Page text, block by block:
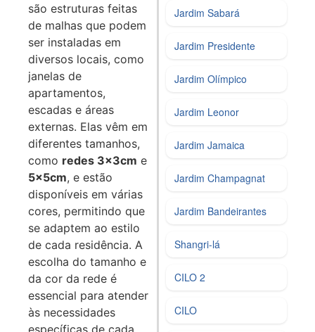
são estruturas feitas
de malhas que podem
ser instaladas em
diversos locais, como
janelas de
apartamentos,
escadas e áreas
externas. Elas vêm em
diferentes tamanhos,
como redes 3x3cm e
5x5cm, e estão
disponíveis em várias
cores, permitindo que
se adaptem ao estilo
de cada residência. A
escolha do tamanho e
da cor da rede é
essencial para atender
às necessidades
específicas de cada
Jardim Sabará
Jardim Presidente
Jardim Olímpico
Jardim Leonor
Jardim Jamaica
Jardim Champagnat
Jardim Bandeirantes
Shangri-lá
CILO 2
CILO